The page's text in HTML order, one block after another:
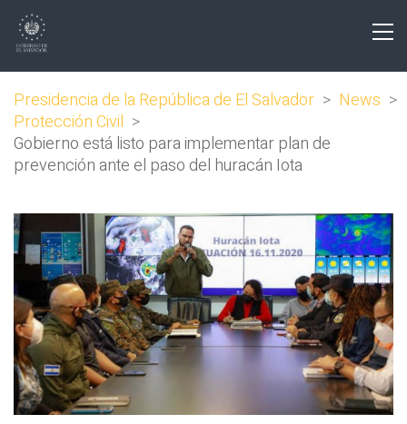
Presidencia de la República de El Salvador > News >
Protección Civil >
Gobierno está listo para implementar plan de
prevención ante el paso del huracán Iota